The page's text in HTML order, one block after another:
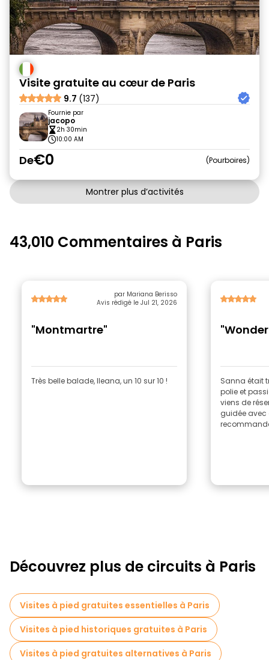
Visite gratuite au cœur de Paris
9.7 (137)
Fournie par
jacopo
2h 30min
10:00 AM
De€0 Pourboires
Montrer plus d’activités
43,010 Commentaires à Paris
par Mariana Berisso
Avis rédigé le Jul 21, 2026
"Montmartre"
Très belle balade, Ileana, un 10 sur 10 !
Sanna était
polie et
viens de
guidée avec
Découvrez plus de circuits à Paris
Visites à pied gratuites essentielles à Paris
Visites à pied historiques gratuites à Paris
Visites à pied gratuites alternatives à Paris